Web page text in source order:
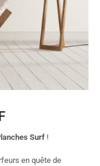
Surf !
en quête de